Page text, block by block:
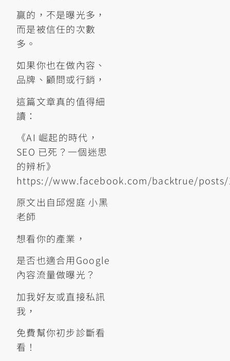
贏的，不是曝光多，
而是被信任的次數
多。
如果你也在做內容、
品牌、顧問或行銷，
這篇文章真的值得細
讀：
《AI 崛起的時代，
SEO 已死？一個迷思
的辨析》
https://www.facebook.com/backtrue/posts/
原文出自邱煜庭 小黑
老師
想看你的產業，
是否也適合用Google
內容流量做曝光？
加我好友或直接私訊
我，
免費幫你初步診斷看
看！